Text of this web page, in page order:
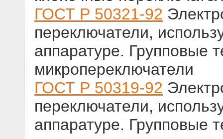
ГОСТ Р 50321-92
переключатели,
аппаратуре. Групповые
микропереключатели
ГОСТ Р 50319-92
переключатели,
аппаратуре. Групповые